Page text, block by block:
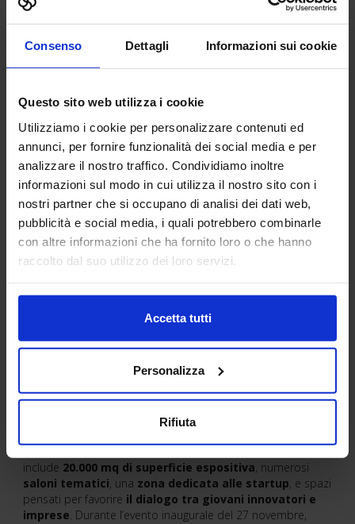
Consenso Dettagli Informazioni sui cookie
Questo sito web utilizza i cookie
Utilizziamo i cookie per personalizzare contenuti ed
annunci, per fornire funzionalità dei social media e per
analizzare il nostro traffico. Condividiamo inoltre
informazioni sul modo in cui utilizza il nostro sito con i
nostri partner che si occupano di analisi dei dati web,
pubblicità e social media, i quali potrebbero combinarle
con altre informazioni che ha fornito loro o che hanno
raccolto dal suo utilizzo dei loro servizi.
Accetta tutti
Personalizza
Rifiuta
aziende nella formazione pratica attraverso l’esperienza degli
studenti ITS, al fine di far scoprire sempre più, alle ragazze ed ai
ragazzi, il fantastico mondo della
Manifattura Digitalee, allo
formazione delle risorse attraverso l’ITS. Motivare oggi, con
personale che si concretizzi con soddisfazione nelle aziende e
nella difesa del Made in Italy
“Con MECSPE Bari vogliamo offrire alle imprese del Centro-Sud
un’occasione concreta di crescita, ispirazione e scambio–
MECSPE – Il successo delle edizioni precedenti dimostra quanto
del Centro-Sud, in grado di valorizzare le eccellenze locali e
supportare la transizione verso un modello produttivo più
Dopo il successo dell’edizione 2023, che ha accolto15.000
visitatori professionali, 511 aziende espositrici e oltre
include 20.000 mq di superficie espositiva , numerosi
saloni tematici , una zona dedicata alle startup , e spazi
pensati per favorire il dialogo tra giovani innovatori e
imprese . Durante l’evento inaugurale del 27 novembre,